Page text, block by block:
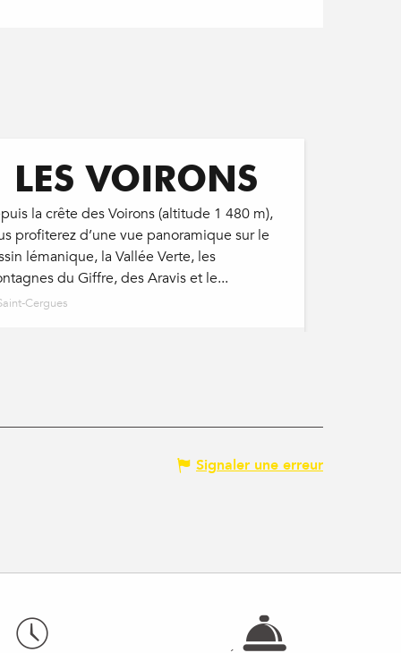
LES VOIRONS
la crête des Voirons (altitude 1 480 m),
profiterez d’une vue panoramique sur le
lémanique, la Vallée Verte, les
du Giffre, des Aravis et le...
Cergues
Signaler une erreur